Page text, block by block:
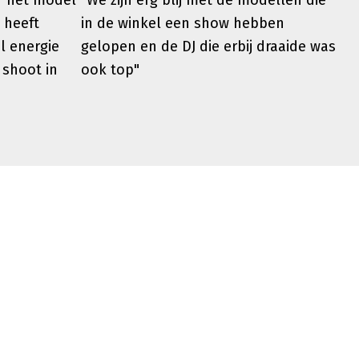
heeft
energie
in
in de winkel een show hebben
gelopen en de DJ die erbij draaide was
ook top"